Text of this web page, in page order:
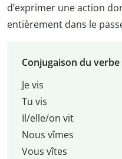
d’exprimer une action
entièrement dans le
Conjugaison du
Je vis
Tu vis
Il/elle/on vit
Nous vîmes
Vous vîtes